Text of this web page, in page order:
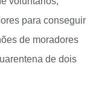
para conseguir
de moradores
de dois